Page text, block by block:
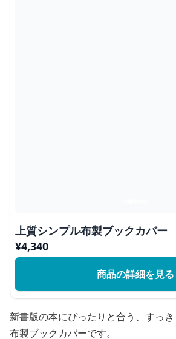
上質シンプル布製ブックカバー
¥4,340
商品の詳細を見る
新書版の本にぴったりと合う、すっ
布製ブックカバーです。